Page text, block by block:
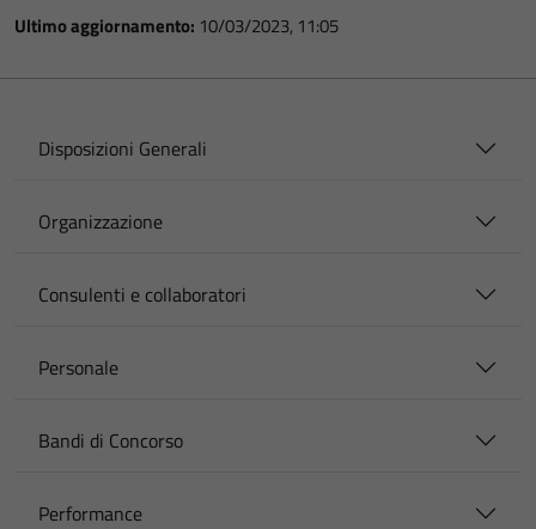
Ultimo aggiornamento: 10/03/2023, 11:05
Disposizioni Generali
Organizzazione
Consulenti e collaboratori
Personale
Bandi di Concorso
Performance